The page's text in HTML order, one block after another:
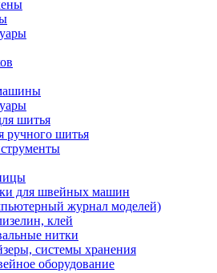
шитья
ручного шитья
для швейных машин
журнал моделей)
клей
нитки
системы хранения
оборудование